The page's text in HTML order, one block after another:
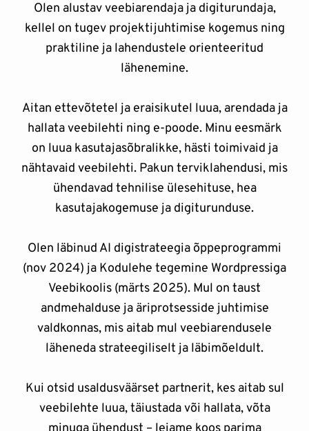
Olen alustav veebiarendaja ja digiturundaja,
kellel on tugev projektijuhtimise kogemus ning
praktiline ja lahendustele orienteeritud
lähenemine.
Aitan ettevõtetel ja eraisikutel luua, arendada ja
hallata veebilehti ning e-poode. Minu eesmärk
on luua kasutajasõbralikke, hästi toimivaid ja
nähtavaid veebilehti. Pakun terviklahendusi, mis
ühendavad tehnilise ülesehituse, hea
kasutajakogemuse ja digiturunduse.
Olen läbinud AI digistrateegia õppeprogrammi
(nov 2024) ja Kodulehe tegemine Wordpressiga
Veebikoolis (märts 2025). Mul on taust
andmehalduse ja äriprotsesside juhtimise
valdkonnas, mis aitab mul veebiarendusele
läheneda strateegiliselt ja läbimõeldult.
Kui otsid usaldusväärset partnerit, kes aitab sul
veebilehte luua, täiustada või hallata, võta